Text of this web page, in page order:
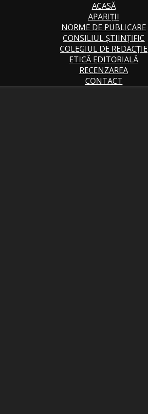
ACASĂ
APARIȚII
NORME DE PUBLICARE
CONSILIUL ȘTIINȚIFIC
COLEGIUL DE REDACȚIE
ETICĂ EDITORIALĂ
RECENZAREA
CONTACT